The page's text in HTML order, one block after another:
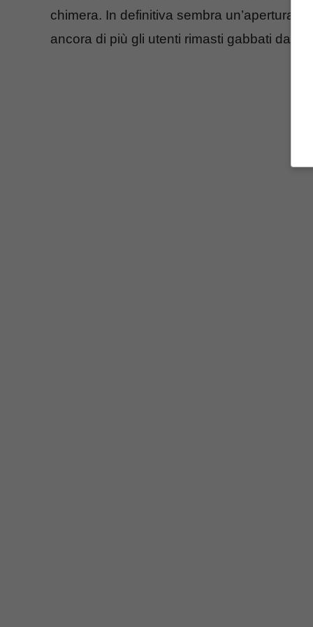
chimera. In definitiva sembra un’apertura
ancora di più gli utenti rimasti gabbati dalla